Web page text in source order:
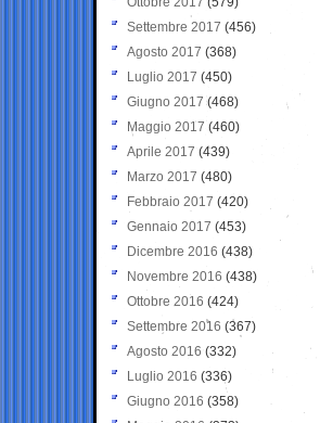
Settembre 2017 (456)
Agosto 2017 (368)
Luglio 2017 (450)
Giugno 2017 (468)
Maggio 2017 (460)
Aprile 2017 (439)
Marzo 2017 (480)
Febbraio 2017 (420)
Gennaio 2017 (453)
Dicembre 2016 (438)
Novembre 2016 (438)
Ottobre 2016 (424)
Settembre 2016 (367)
Agosto 2016 (332)
Luglio 2016 (336)
Giugno 2016 (358)